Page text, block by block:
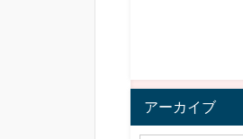
アーカイブ